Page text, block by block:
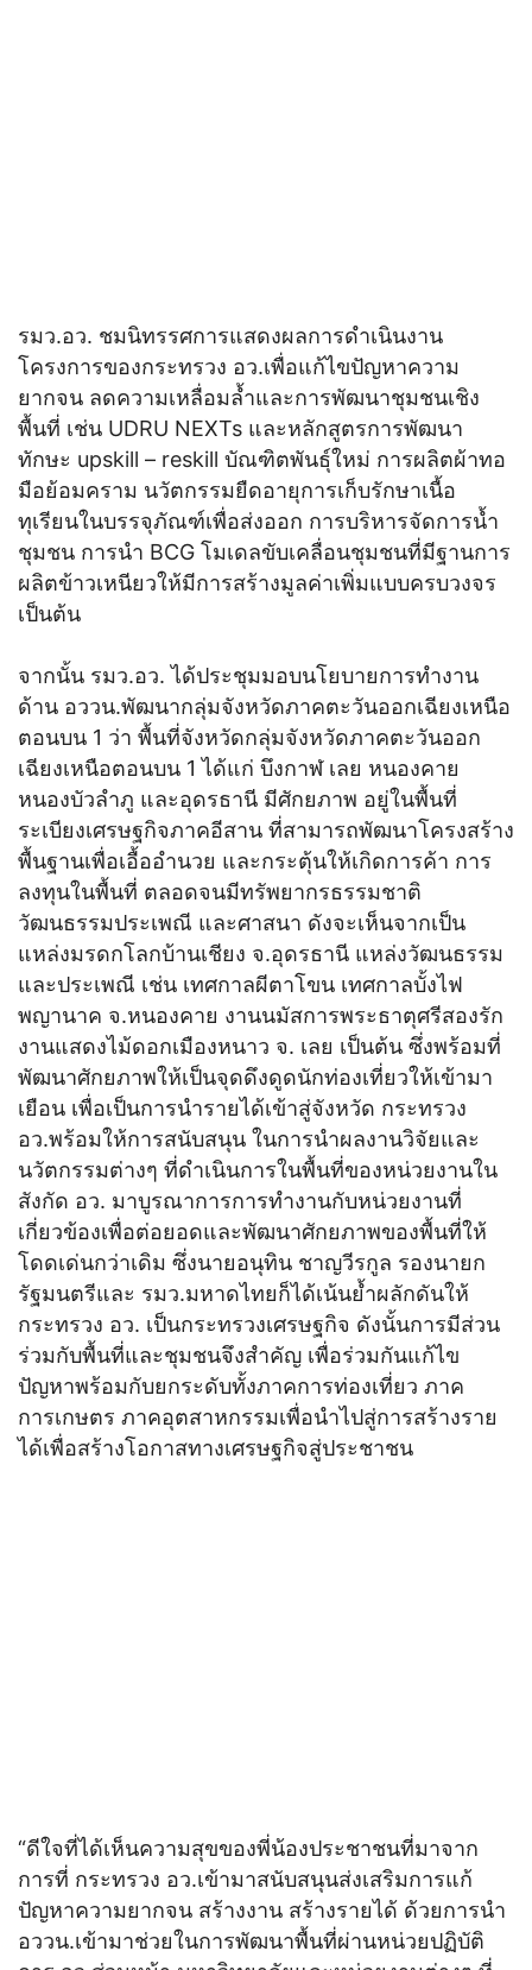
รมว.อว. ชมนิทรรศการแสดงผลการดำเนินงาน
โครงการของกระทรวง อว.เพื่อแก้ไขปัญหาความ
ยากจน ลดความเหลื่อมล้ำและการพัฒนาชุมชนเชิง
พื้นที่ เช่น UDRU NEXTs และหลักสูตรการพัฒนา
ทักษะ upskill – reskill บัณฑิตพันธุ์ใหม่ การผลิตผ้าทอ
มือย้อมคราม นวัตกรรมยืดอายุการเก็บรักษาเนื้อ
ทุเรียนในบรรจุภัณฑ์เพื่อส่งออก การบริหารจัดการน้ำ
ชุมชน การนำ BCG โมเดลขับเคลื่อนชุมชนที่มีฐานการ
ผลิตข้าวเหนียวให้มีการสร้างมูลค่าเพิ่มแบบครบวงจร
เป็นต้น
จากนั้น รมว.อว. ได้ประชุมมอบนโยบายการทำงาน
ด้าน อววน.พัฒนากลุ่มจังหวัดภาคตะวันออกเฉียงเหนือ
ตอนบน 1 ว่า พื้นที่จังหวัดกลุ่มจังหวัดภาคตะวันออก
เฉียงเหนือตอนบน 1 ได้แก่ บึงกาฬ เลย หนองคาย
หนองบัวลำภู และอุดรธานี มีศักยภาพ อยู่ในพื้นที่
ระเบียงเศรษฐกิจภาคอีสาน ที่สามารถพัฒนาโครงสร้าง
พื้นฐานเพื่อเอื้ออำนวย และกระตุ้นให้เกิดการค้า การ
ลงทุนในพื้นที่ ตลอดจนมีทรัพยากรธรรมชาติ
วัฒนธรรมประเพณี และศาสนา ดังจะเห็นจากเป็น
แหล่งมรดกโลกบ้านเชียง จ.อุดรธานี แหล่งวัฒนธรรม
และประเพณี เช่น เทศกาลผีตาโขน เทศกาลบั้งไฟ
พญานาค จ.หนองคาย งานนมัสการพระธาตุศรีสองรัก
งานแสดงไม้ดอกเมืองหนาว จ. เลย เป็นต้น ซึ่งพร้อมที่
พัฒนาศักยภาพให้เป็นจุดดึงดูดนักท่องเที่ยวให้เข้ามา
เยือน เพื่อเป็นการนำรายได้เข้าสู่จังหวัด กระทรวง
อว.พร้อมให้การสนับสนุน ในการนำผลงานวิจัยและ
นวัตกรรมต่างๆ ที่ดำเนินการในพื้นที่ของหน่วยงานใน
สังกัด อว. มาบูรณาการการทำงานกับหน่วยงานที่
เกี่ยวข้องเพื่อต่อยอดและพัฒนาศักยภาพของพื้นที่ให้
โดดเด่นกว่าเดิม ซึ่งนายอนุทิน ชาญวีรกูล รองนายก
รัฐมนตรีและ รมว.มหาดไทยก็ได้เน้นย้ำผลักดันให้
กระทรวง อว. เป็นกระทรวงเศรษฐกิจ ดังนั้นการมีส่วน
ร่วมกับพื้นที่และชุมชนจึงสำคัญ เพื่อร่วมกันแก้ไข
ปัญหาพร้อมกับยกระดับทั้งภาคการท่องเที่ยว ภาค
การเกษตร ภาคอุตสาหกรรมเพื่อนำไปสู่การสร้างราย
ได้เพื่อสร้างโอกาสทางเศรษฐกิจสู่ประชาชน
“ดีใจที่ได้เห็นความสุขของพี่น้องประชาชนที่มาจาก
การที่ กระทรวง อว.เข้ามาสนับสนุนส่งเสริมการแก้
ปัญหาความยากจน สร้างงาน สร้างรายได้ ด้วยการนำ
อววน.เข้ามาช่วยในการพัฒนาพื้นที่ผ่านหน่วยปฏิบัติ